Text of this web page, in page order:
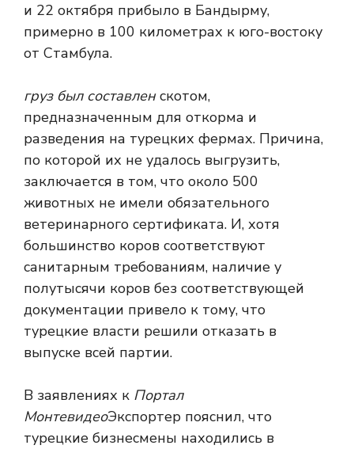
и 22 октября прибыло в Бандырму,
примерно в 100 километрах к юго-востоку
от Стамбула.
груз был составленскотом,
предназначенным для откорма и
разведения на турецких фермах. Причина,
по которой их не удалось выгрузить,
заключается в том, что около 500
животных не имели обязательного
ветеринарного сертификата. И, хотя
большинство коров соответствуют
санитарным требованиям, наличие у
полутысячи коров без соответствующей
документации привело к тому, что
турецкие власти решили отказать в
выпуске всей партии.
В заявлениях к Портал
МонтевидеоЭкспортер пояснил, что
турецкие бизнесмены находились в